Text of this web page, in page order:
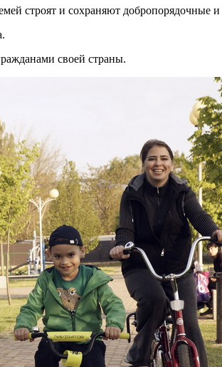
строят и сохраняют добропорядочные
своей страны.